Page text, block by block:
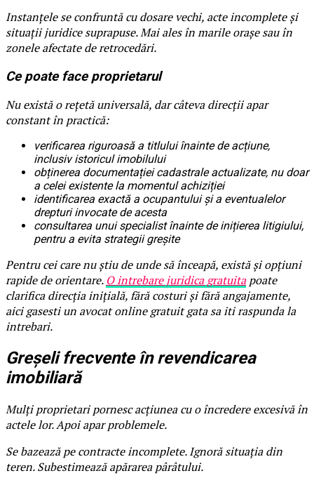
Instanțele se confruntă cu dosare vechi, acte incomplete și
situații juridice suprapuse. Mai ales în marile orașe sau în
zonele afectate de retrocedări.
Ce poate face proprietarul
Nu există o rețetă universală, dar câteva direcții apar
constant în practică:
verificarea riguroasă a titlului înainte de acțiune,
inclusiv istoricul imobilului
obținerea documentației cadastrale actualizate, nu doar
a celei existente la momentul achiziției
identificarea exactă a ocupantului și a eventualelor
drepturi invocate de acesta
consultarea unui specialist înainte de inițierea litigiului,
pentru a evita strategii greșite
Pentru cei care nu știu de unde să înceapă, există și opțiuni
rapide de orientare. O intrebare juridica gratuitapoate
clarifica direcția inițială, fără costuri și fără angajamente,
aici gasesti un avocat online gratuit gata sa iti raspunda la
intrebari.
Greșeli frecvente în revendicarea
imobiliară
Mulți proprietari pornesc acțiunea cu o încredere excesivă în
actele lor. Apoi apar problemele.
Se bazează pe contracte incomplete. Ignoră situația din
teren. Subestimează apărarea pârâtului.